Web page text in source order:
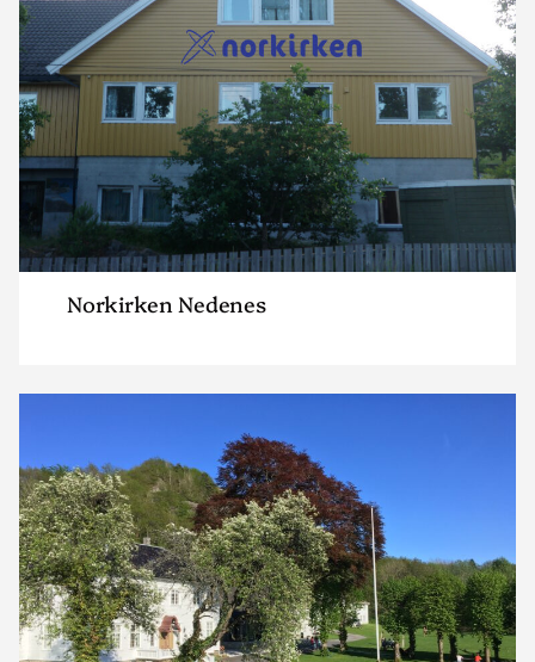
Norkirken Nedenes
article
"Norkirken
Hald"